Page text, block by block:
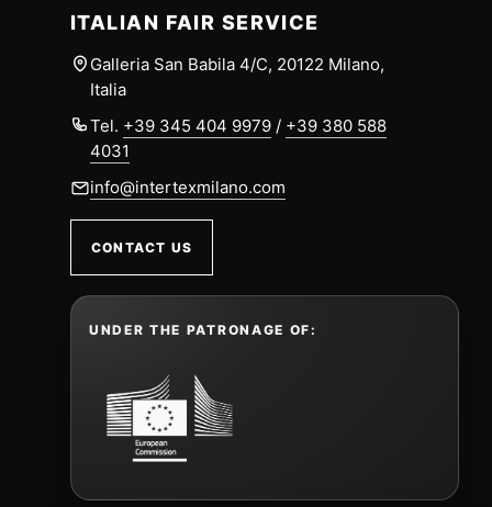
ITALIAN FAIR SERVICE
Galleria San Babila 4/C, 20122 Milano,
Italia
Tel. +39 345 404 9979 / +39 380 588
4031
info@intertexmilano.com
CONTACT US
UNDER THE PATRONAGE OF: